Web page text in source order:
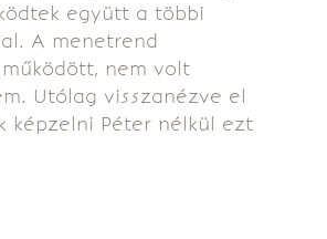
együtt a többi
A menetrend
nem volt
Utólag visszanézve el
képzelni Péter nélkül ezt